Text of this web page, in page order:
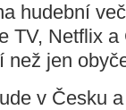
hudební
TV, Netflix
jen
v Česku